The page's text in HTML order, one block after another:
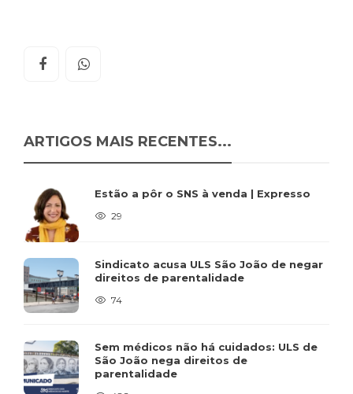
ARTIGOS MAIS RECENTES...
Estão a pôr o SNS à venda | Expresso
29
Sindicato acusa ULS São João de negar
direitos de parentalidade
74
Sem médicos não há cuidados: ULS de
São João nega direitos de
parentalidade